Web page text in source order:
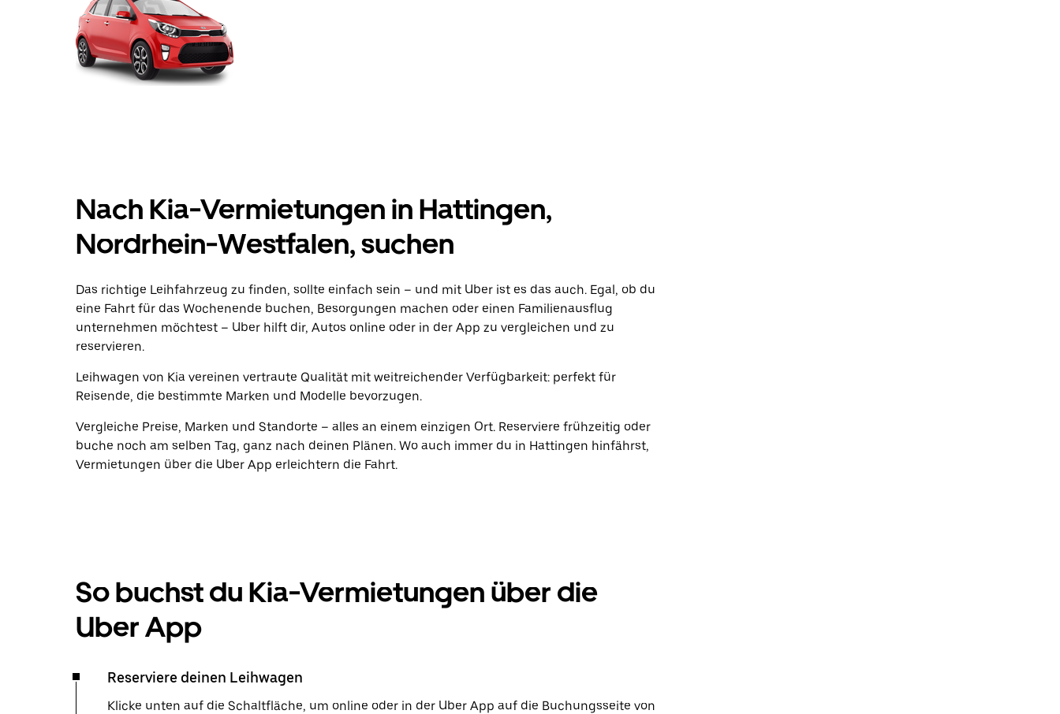
Nach Kia-Vermietungen in Hattingen,
Nordrhein-Westfalen, suchen
Das richtige Leihfahrzeug zu finden, sollte einfach sein – und mit Uber ist es das auch. Egal, ob du
eine Fahrt für das Wochenende buchen, Besorgungen machen oder einen Familienausflug
unternehmen möchtest – Uber hilft dir, Autos online oder in der App zu vergleichen und zu
reservieren.
Leihwagen von Kia vereinen vertraute Qualität mit weitreichender Verfügbarkeit: perfekt für
Reisende, die bestimmte Marken und Modelle bevorzugen.
Vergleiche Preise, Marken und Standorte – alles an einem einzigen Ort. Reserviere frühzeitig oder
buche noch am selben Tag, ganz nach deinen Plänen. Wo auch immer du in Hattingen hinfährst,
Vermietungen über die Uber App erleichtern die Fahrt.
So buchst du Kia-Vermietungen über die
Uber App
Reserviere deinen Leihwagen
Klicke unten auf die Schaltfläche, um online oder in der Uber App auf die Buchungsseite von